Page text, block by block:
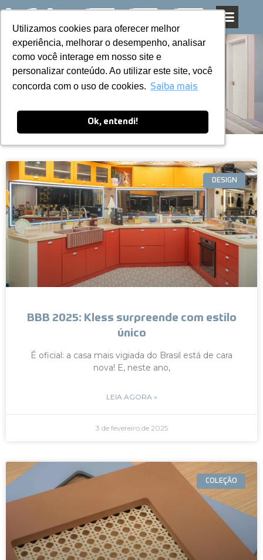
Utilizamos cookies para oferecer melhor
experiência, melhorar o desempenho, analisar
como você interage em nosso site e
personalizar conteúdo. Ao utilizar este site, você
concorda com o uso de cookies. Saiba mais
Ok, entendi!
Utilizamos cookies para oferecer melhor
experiência, melhorar o desempenho, analisar
como você interage em nosso site e
personalizar conteúdo. Ao utilizar este site, você
concorda com o uso de cookies. Saiba mais
Ok, entendi!
Pular
para
o
conteúdo
Blog
DESIGN
BBB 2025: Kless surpreende com estilo
único
É oficial: a casa mais vigiada do Brasil está de cara
nova! E, neste ano,
LEIA AGORA »
3 de fevereiro de 2025
COLEÇÃO